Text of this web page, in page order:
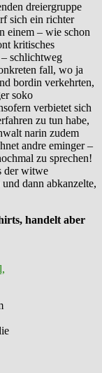
dreiergruppe
sich ein richter
einem – wie schon
kritisches
schlichtweg
fall, wo ja
bordin verkehrten,
soko
verbietet sich
zu tun habe,
narin zudem
andre eminger –
zu sprechen!
der witwe
dann abkanzelte,
handelt aber